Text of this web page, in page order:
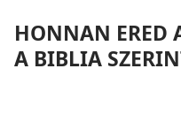
HONNAN ERED
A BIBLIA